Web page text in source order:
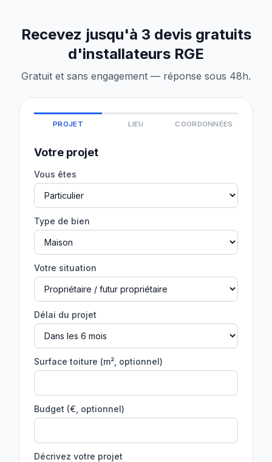
Recevez jusqu'à 3 devis gratuits
d'installateurs RGE
Gratuit et sans engagement — réponse sous 48h.
PROJET LIEU COORDONNÉES
Votre projet
Vous êtes
Type de bien
Votre situation
Délai du projet
Surface toiture (m², optionnel)
Budget (€, optionnel)
Décrivez votre projet